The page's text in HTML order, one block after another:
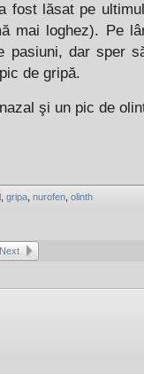
fost lăsat pe
mai loghez). Pe
pasiuni, dar sper
de gripă.
şi un pic de
gripa nurofen olinth
Next